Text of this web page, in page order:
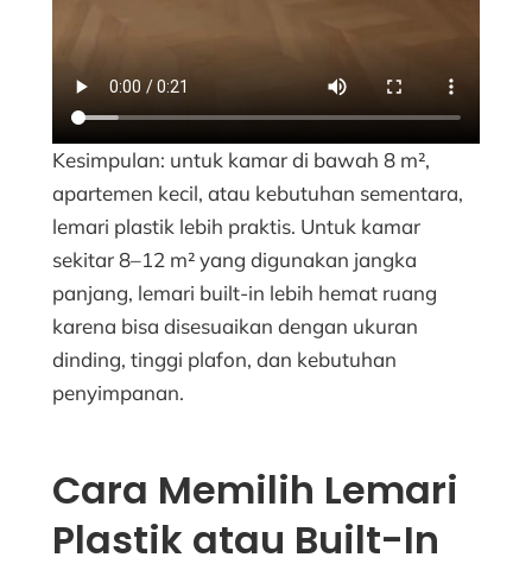
Kesimpulan: untuk kamar di bawah 8 m²,
apartemen kecil, atau kebutuhan sementara,
lemari plastik lebih praktis. Untuk kamar
sekitar 8–12 m² yang digunakan jangka
panjang, lemari built-in lebih hemat ruang
karena bisa disesuaikan dengan ukuran
dinding, tinggi plafon, dan kebutuhan
penyimpanan.
Cara Memilih Lemari
Plastik atau Built-In